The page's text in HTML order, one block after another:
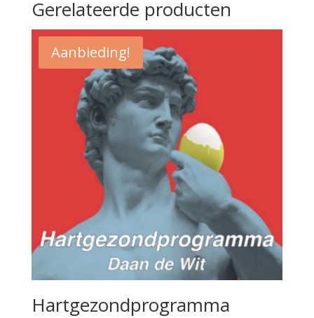
Gerelateerde producten
Aanbieding!
Hartgezondprogramma